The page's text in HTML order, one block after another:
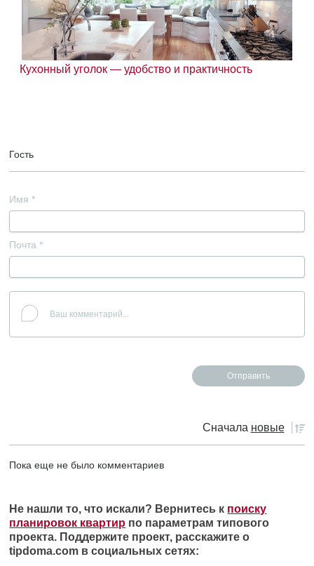
Кухонный уголок — удобство и практичность
Гость
Имя *
Почта *
Сначала новые
Пока еще не было комментариев
Не нашли то, что искали? Вернитесь к поиску
планировок квартир по параметрам типового
проекта. Поддержите проект, расскажите о
tipdoma.com в социальных сетях: